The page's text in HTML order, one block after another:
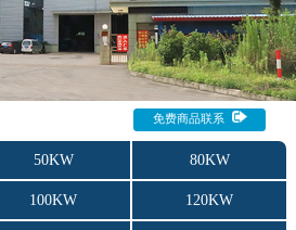
免费商品联系
50KW 80KW
100KW 120KW